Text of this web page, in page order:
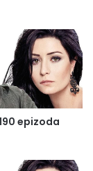
epizoda